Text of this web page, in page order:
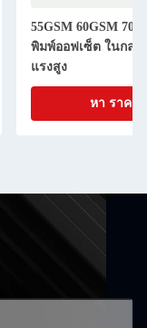
55GSM 60GSM
พิมพ์ออฟเซ็ต ในกล่อ
แรงสูง
หา ราคา